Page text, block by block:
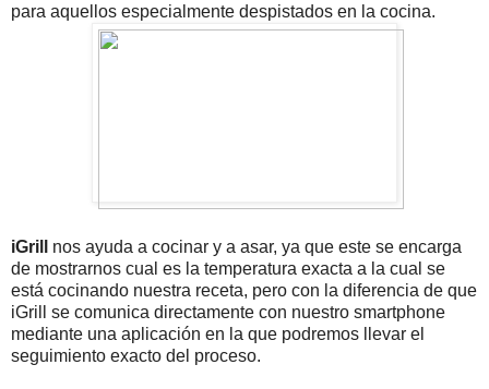
para aquellos especialmente despistados en la cocina.
iGrill nos ayuda a cocinar y a asar, ya que este se encarga
de mostrarnos cual es la temperatura exacta a la cual se
está cocinando nuestra receta, pero con la diferencia de que
iGrill se comunica directamente con nuestro smartphone
mediante una aplicación en la que podremos llevar el
seguimiento exacto del proceso.